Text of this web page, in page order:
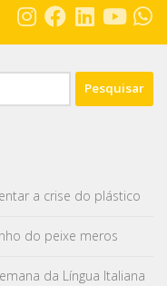
a crise do plástico
do peixe meros
da Língua Italiana